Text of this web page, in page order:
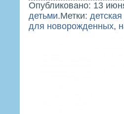
Опубликовано: 13
детьми.Метки:
для новорожденных,